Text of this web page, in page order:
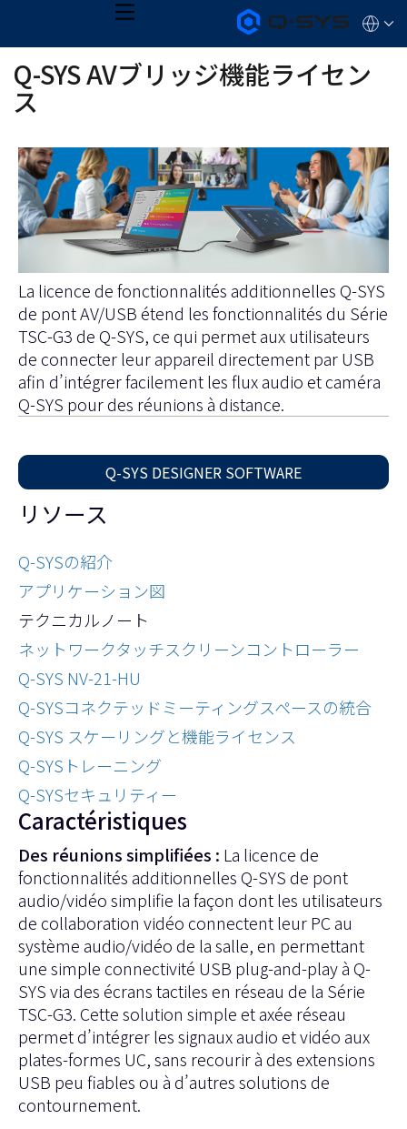
Q-
SYS
ー
デ
品
ホ
ー
ム
ペ
ー
ジ
メ
ュ
ー
言
QSYS.com (English)
India (English)
Español
日本語
한국어
Q-SYS AVブリッジ機能ライセン
ス
La licence de fonctionnalités additionnelles Q-SYS
de pont AV/USB étend les fonctionnalités du Série
TSC-G3 de Q-SYS, ce qui permet aux utilisateurs
de connecter leur appareil directement par USB
afin d’intégrer facilement les flux audio et caméra
Q-SYS pour des réunions à distance.
Q-SYS DESIGNER SOFTWARE
リソース
Q-SYSの紹介
アプリケーション図
テクニカルノート
ネットワークタッチスクリーンコントローラー
Q-SYS NV-21-HU
Q-SYSコネクテッドミーティングスペースの統合
Q-SYS スケーリングと機能ライセンス
Q-SYSトレーニング
Q-SYSセキュリティー
Caractéristiques
Des réunions simplifiées : La licence de
fonctionnalités additionnelles Q-SYS de pont
audio/vidéo simplifie la façon dont les utilisateurs
de collaboration vidéo connectent leur PC au
système audio/vidéo de la salle, en permettant
une simple connectivité USB plug-and-play à Q-
SYS via des écrans tactiles en réseau de la Série
TSC-G3. Cette solution simple et axée réseau
permet d’intégrer les signaux audio et vidéo aux
plates-formes UC, sans recourir à des extensions
USB peu fiables ou à d’autres solutions de
contournement.